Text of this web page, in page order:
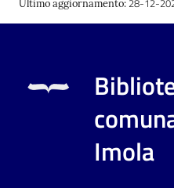
Avvisi
Ultimo aggiornamento: 28-12-
Imola